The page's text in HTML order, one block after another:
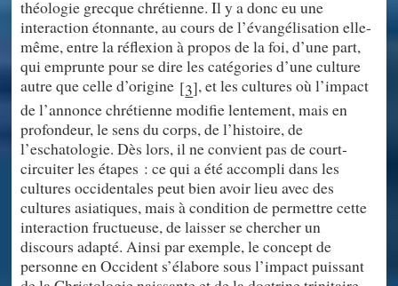
théologie grecque chrétienne. Il y a donc eu une
interaction étonnante, au cours de l’évangélisation elle-
même, entre la réflexion à propos de la foi, d’une part,
qui emprunte pour se dire les catégories d’une culture
autre que celle d’origine [3], et les cultures où l’impact
de l’annonce chrétienne modifie lentement, mais en
profondeur, le sens du corps, de l’histoire, de
l’eschatologie. Dès lors, il ne convient pas de court-
circuiter les étapes : ce qui a été accompli dans les
cultures occidentales peut bien avoir lieu avec des
cultures asiatiques, mais à condition de permettre cette
interaction fructueuse, de laisser se chercher un
discours adapté. Ainsi par exemple, le concept de
personne en Occident s’élabore sous l’impact puissant